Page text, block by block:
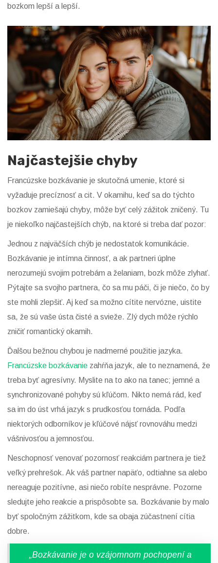
bozkom lepší a lepší.
Najčastejšie chyby
Francúzske bozkávanie je skutočná umenie, ktoré si
vyžaduje precíznosť a cit. V okamihu, keď sa do týchto
bozkov zamiešajú chyby, môže byť celý zážitok zničený. Tu
je niekoľko najčastejších chýb, na ktoré si treba dať pozor:
Jednou z najväčších chýb je nedostatok komunikácie.
Bozkávanie je intímna činnosť, a ak partneri úplne
nerozumejú svojim potrebám a želaniam, bozk môže zlyhať.
Pýtajte sa svojho partnera, čo sa mu páči, či je niečo, čo by
ste mohli zlepšiť. Aj keď sa možno cítite nervózne, uistite
sa, že sú vaše ústa čisté a svieže. Zlý dych môže rýchlo
zničiť romantický okamih.
Ďalšou bežnou chybou je nadmerné použitie jazyka.
Francúzske bozkávanie zahŕňa jazyk, ale to neznamená, že
treba byť agresívny. Myslite na to ako na tanec; jemné a
synchronizované pohyby sú kľúčom. Nikto nemá rád, keď
sa im do úst vrhá jazyk s prudkosťou tornáda. Podľa
niektorých odborníkov je kľúčové nájsť rovnováhu medzi
vášnivosťou a jemnosťou.
Neschopnosť venovať pozornosť reakciám partnera je tiež
veľký prehrešok. Ak váš partner napäťo, odtiahne sa alebo
nereaguje pozitívne, asi niečo robíte nesprávne. Pozorne
sledujte jeho reakcie a prispôsobte sa. Bozkávanie by malo
byť spoločným zážitkom, kde sa obaja zúčastnení cítia
dobre.
„Bozkávanie je o vzájomnom pochopení a